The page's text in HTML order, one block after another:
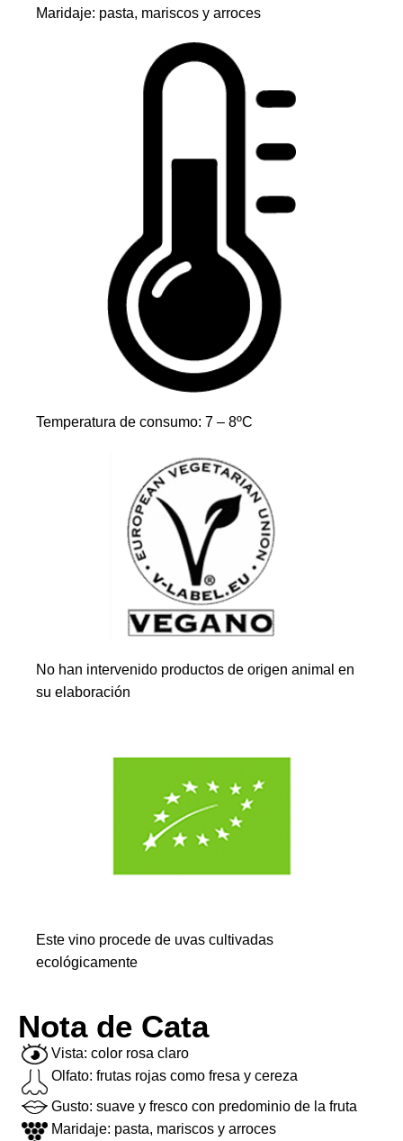
Maridaje: pasta, mariscos y arroces
Temperatura de consumo: 7 – 8ºC
No han intervenido productos de origen animal en
su elaboración
Este vino procede de uvas cultivadas
ecológicamente
Nota de Cata
Vista: color rosa claro
Olfato: frutas rojas como fresa y cereza
Gusto: suave y fresco con predominio de la fruta
Maridaje: pasta, mariscos y arroces